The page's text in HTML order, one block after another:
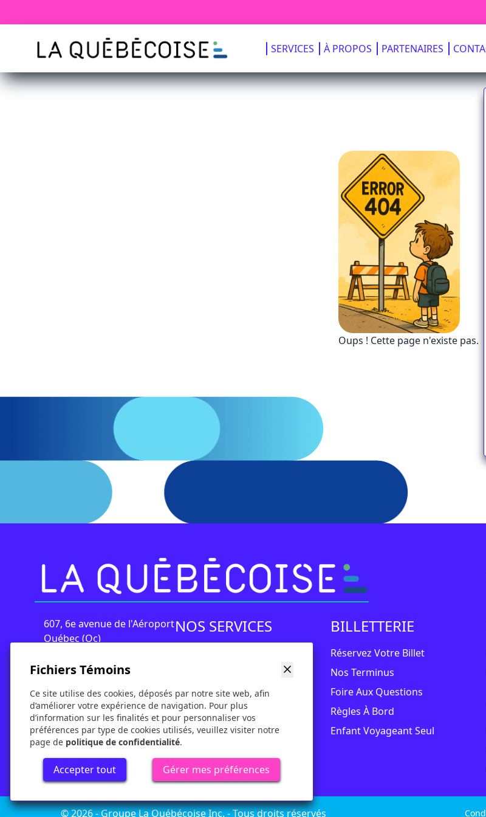
SERVICES À PROPOS PARTENAIRES
Oups ! Cette page n'existe pas.
607, 6e avenue de l'Aéroport
Québec (Qc)
info@autobus.qc.ca
NOS SERVICES
Transport En Commun
Transport Adapté
Transport Interurbain
BILLETTERIE
Réservez Votre Billet
Nos Terminus
Foire Aux Questions
Règles À Bord
Enfant Voyageant Seul
© 2026 - Groupe La Québécoise Inc. - Tous droits réservés
Fichiers Témoins
Ce site utilise des cookies, déposés par notre site web, afin
d’améliorer votre expérience de navigation. Pour plus
d’information sur les finalités et pour personnaliser vos
préférences par type de cookies utilisés, veuillez visiter notre
page de politique de confidentialité.
Accepter tout Gérer mes préférences